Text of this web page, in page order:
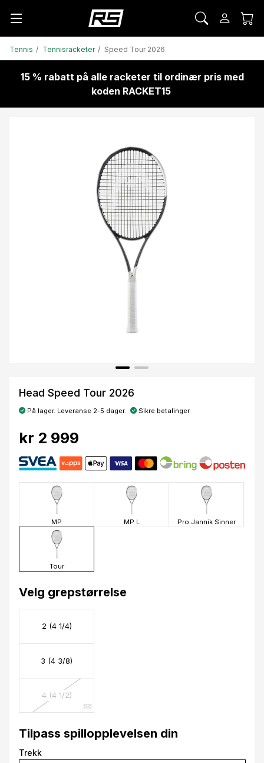
Tennis Tennisracketer Speed Tour 2026
15 % rabatt på alle racketer til ordinær pris med
koden RACKET15
Head Speed Tour 2026
På lager. Leveranse 2-5 dager. Sikre betalinger
kr 2 999
MP MP L Pro Jannik Sinner
Tour
Velg grepstørrelse
2 (4 1/4)
3 (4 3/8)
4 (4 1/2)
Tilpass spillopplevelsen din
Trekk